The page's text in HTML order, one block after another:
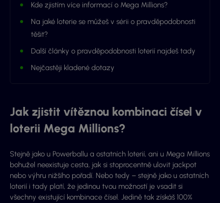
Kde zjistím více informací o Mega Millions?
Na jaké loterie se můžeš v sérii o pravděpodobnosti
těšit?
Další články o pravděpodobnosti loterií najdeš tady
Nejčastěji kladené dotazy
Jak zjistit vítěznou kombinaci čísel v
loterii Mega Millions?
Stejně jako u Powerballu a ostatních loterií, ani u Mega Millions
bohužel neexistuje cesta, jak si stoprocentně ulovit jackpot
nebo výhru nižšího pořadí. Nebo tedy – stejně jako u ostatních
loterií i tady platí, že jedinou tvou možností je vsadit si
všechny existující kombinace čísel. Jedině tak získáš 100%